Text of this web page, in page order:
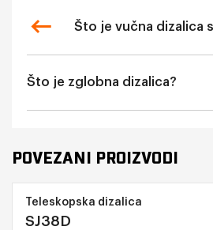
Što je vučna dizalica
Što je zglobna dizalica?
POVEZANI PROIZVODI
Teleskopska dizalica
SJ38D